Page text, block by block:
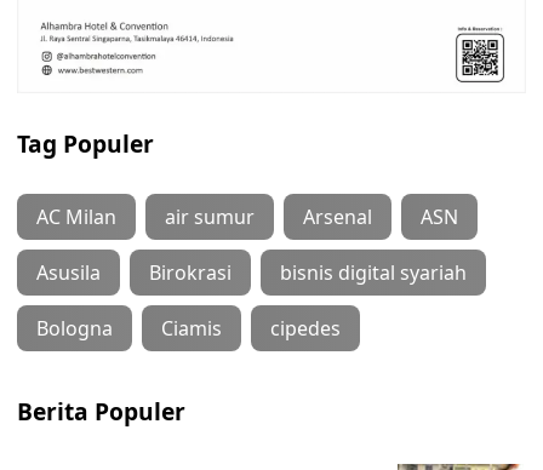
Tag Populer
AC Milan air sumur Arsenal ASN
Asusila Birokrasi bisnis digital syariah
Bologna Ciamis cipedes
Berita Populer